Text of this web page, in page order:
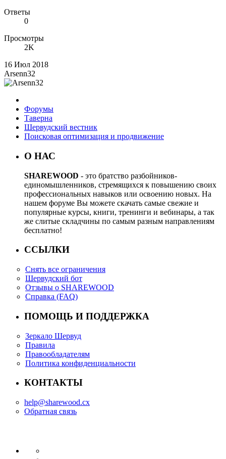
Ответы
0
Просмотры
2K
16 Июл 2018
Arsenn32
Форумы
Таверна
Шервудский вестник
Поисковая оптимизация и продвижение
О НАС
SHAREWOOD - это братство разбойников-
единомышленников, стремящихся к повышению своих
профессиональных навыков или освоению новых. На
нашем форуме Вы можете скачать самые свежие и
популярные курсы, книги, тренинги и вебинары, а так
же слитые складчины по самым разным направлениям
бесплатно!
ССЫЛКИ
Снять все ограничения
Шервудский бот
Отзывы о SHAREWOOD
Справка (FAQ)
ПОМОЩЬ И ПОДДЕРЖКА
Зеркало Шервуд
Правила
Правообладателям
Политика конфиденциальности
КОНТАКТЫ
help@sharewood.cx
Обратная связь